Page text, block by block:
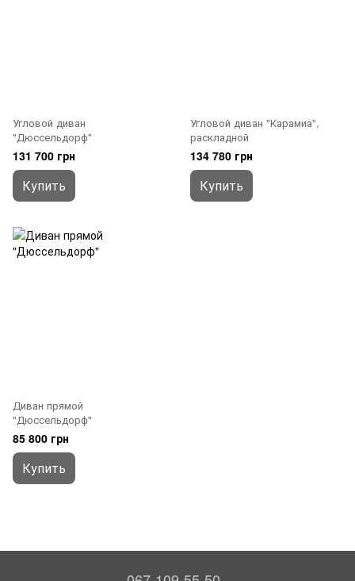
Угловой диван
"Дюссельдорф"
131 700 грн
Купить
Угловой диван "Карамиа",
раскладной
134 780 грн
Купить
Диван прямой
"Дюссельдорф"
85 800 грн
Купить